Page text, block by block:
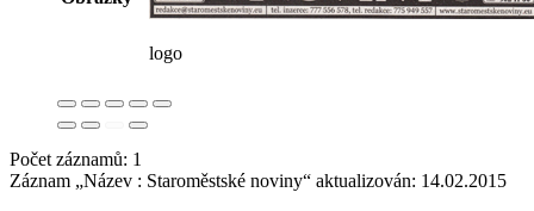
logo
Počet záznamů: 1
Záznam „Název : Staroměstské noviny“ aktualizován: 14.02.2015